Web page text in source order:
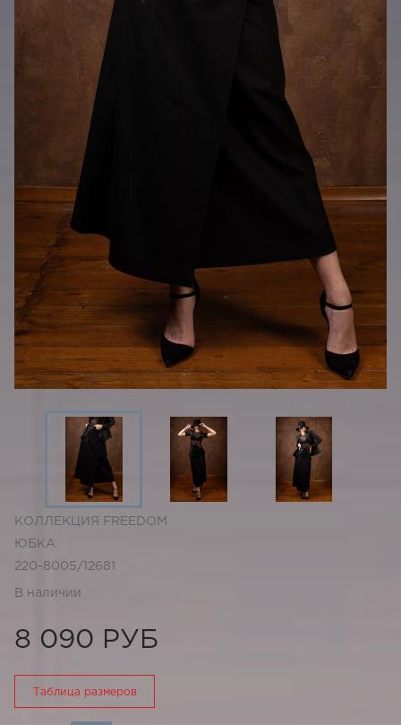
КОЛЛЕКЦИЯ FREEDOM
ЮБКА
220-8005/12681
В наличии
8 090 РУБ
Таблица размеров